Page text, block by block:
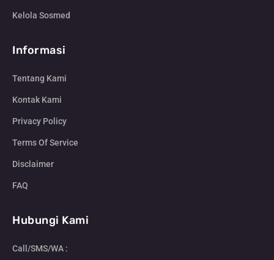
Kelola Sosmed
Informasi
Tentang Kami
Kontak Kami
Privacy Policy
Terms Of Service
Disclaimer
FAQ
Hubungi Kami
Call/SMS/WA :